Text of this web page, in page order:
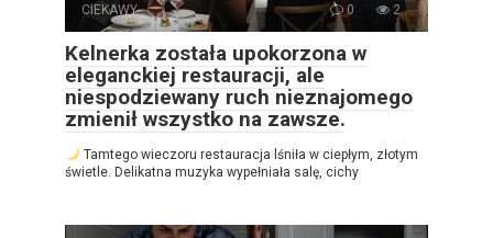
CIEKAWY 0 2
Kelnerka została upokorzona w
eleganckiej restauracji, ale
niespodziewany ruch nieznajomego
zmienił wszystko na zawsze.
Tamtego wieczoru restauracja lśniła w ciepłym, złotym
świetle. Delikatna muzyka wypełniała salę, cichy